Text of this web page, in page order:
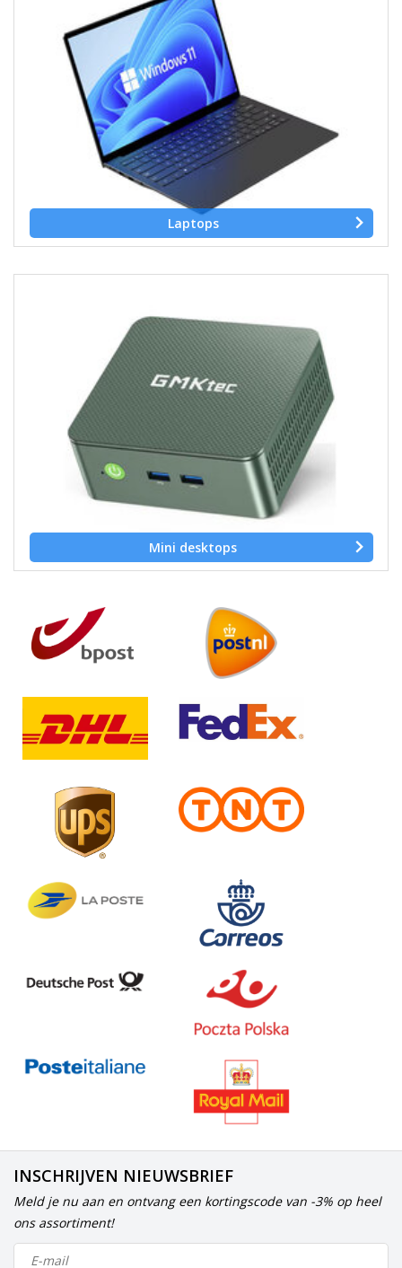
Laptops
Mini desktops
INSCHRIJVEN NIEUWSBRIEF
Meld je nu aan en ontvang een kortingscode van -3% op heel
ons assortiment!